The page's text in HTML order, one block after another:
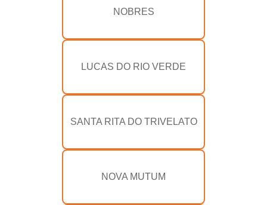
NOBRES
LUCAS DO RIO VERDE
SANTA RITA DO TRIVELATO
NOVA MUTUM